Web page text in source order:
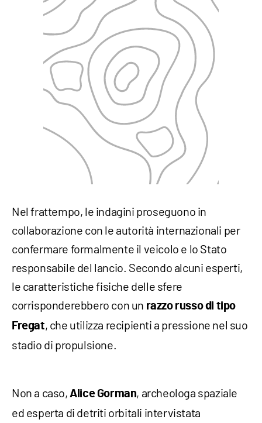
Nel frattempo, le indagini proseguono in
collaborazione con le autorità internazionali per
confermare formalmente il veicolo e lo Stato
responsabile del lancio. Secondo alcuni esperti,
le caratteristiche fisiche delle sfere
corrisponderebbero con un razzo russo di tipo
Fregat, che utilizza recipienti a pressione nel suo
stadio di propulsione.
Non a caso, Alice Gorman, archeologa spaziale
ed esperta di detriti orbitali intervistata